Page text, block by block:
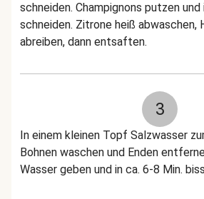
schneiden. Champignons putzen
schneiden. Zitrone heiß abwaschen,
abreiben, dann entsaften.
3
In einem kleinen Topf Salzwasser
Bohnen waschen und Enden
Wasser geben und in ca. 6-8 Min.